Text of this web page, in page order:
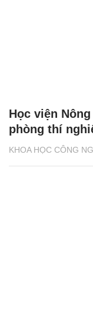
KHOA HỌC CÔNG
Học viện
phòng thí